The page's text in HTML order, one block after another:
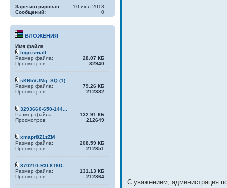
Зарегистрирован:
10.июл.2013
Сообщений:
0
ВЛОЖЕНИЯ
Имя файла
logo-small
Размер файла:
28.07 КБ
Просмотров:
32940
sKNbVJMq_SQ (1)
Размер файла:
79.26 КБ
Просмотров:
212382
3293660-650-144...
Размер файла:
132.91 КБ
Просмотров:
212649
xmapr8Z1zZM
Размер файла:
208.59 КБ
Просмотров:
212851
870210-R3L8T8D-...
Размер файла:
131.13 КБ
Просмотров:
212864
С уважением, администрация